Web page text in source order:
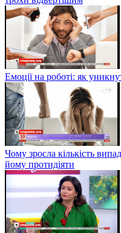
Емоції на роботі: як
Чому зросла кількість
йому протидіяти